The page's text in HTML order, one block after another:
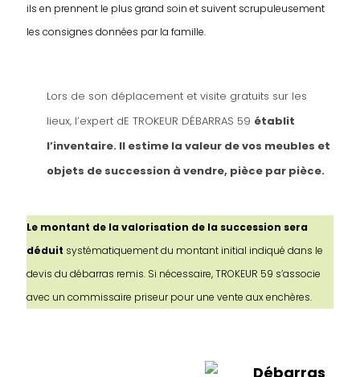
ils en prennent le plus grand soin et suivent scrupuleusement
les consignes données par la famille.
Lors de son déplacement et visite gratuits sur les
lieux, l’expert dE TROKEUR DÉBARRAS 59 établit
l’inventaire. Il estime la valeur de vos meubles et
objets de succession à vendre, pièce par pièce.
Le montant de la valorisation de la succession sera
déduit systématiquement du montant initial indiqué dans le
devis du débarras remis. Si nécessaire, TROKEUR 59 s’associe
avec un commissaire priseur pour une vente aux enchères.